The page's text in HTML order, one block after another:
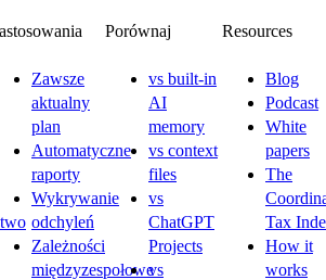
Zawsze
aktualny
plan
Automatyczne
raporty
Wykrywanie
odchyleń
Zależności
międzyzespołowe
Porównaj
vs built-in
AI
memory
vs context
files
vs
ChatGPT
Projects
vs
Resources
Blog
Podcast
White
papers
The
Tax
How it
works